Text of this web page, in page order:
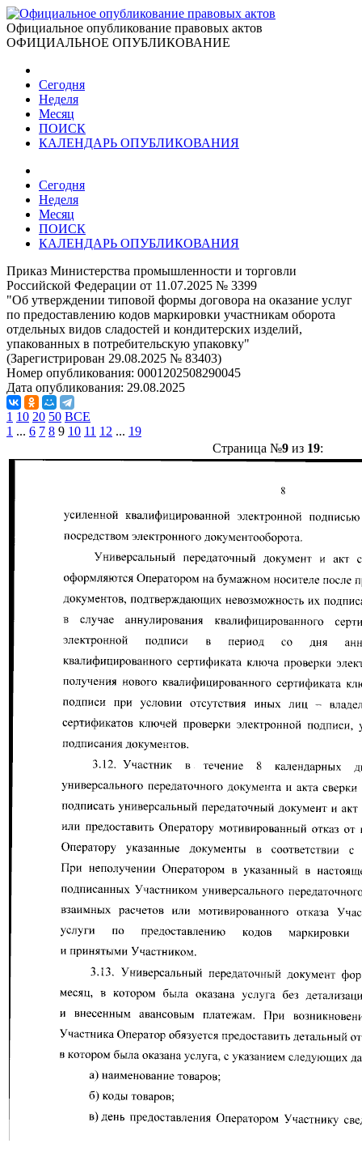
Официальное опубликование правовых актов
ОФИЦИАЛЬНОЕ ОПУБЛИКОВАНИЕ
Сегодня
Неделя
Месяц
ПОИСК
КАЛЕНДАРЬ ОПУБЛИКОВАНИЯ
Сегодня
Неделя
Месяц
ПОИСК
КАЛЕНДАРЬ ОПУБЛИКОВАНИЯ
Приказ Министерства промышленности и торговли
Российской Федерации от 11.07.2025 № 3399
"Об утверждении типовой формы договора на оказание услуг
по предоставлению кодов маркировки участникам оборота
отдельных видов сладостей и кондитерских изделий,
упакованных в потребительскую упаковку"
(Зарегистрирован 29.08.2025 № 83403)
Номер опубликования: 0001202508290045
Дата опубликования: 29.08.2025
1 10 20 50 ВСЕ
1 ... 6 7 8 9 10 11 12 ... 19
Страница №9из 19: